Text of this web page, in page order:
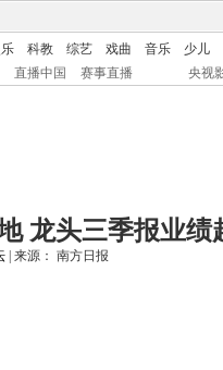
科教 综艺 戏曲 音乐
少儿
直播中国 赛事直播 央视
龙头三季报业绩
| 来源： 南方日报